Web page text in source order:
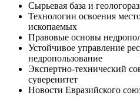
Сырьевая база и
Технологии освоения
ископаемых
Правовые основы
Устойчивое управление
недропользование
Экспертно-технический
суверенитет
Новости Евразийского